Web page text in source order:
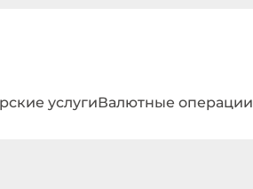
услугиВалютные операции